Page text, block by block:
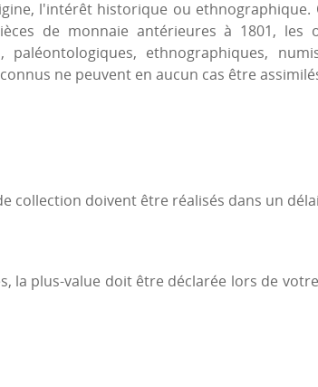
l'intérêt historique ou
de monnaie antérieures à 1801, les
paléontologiques, ethnographiques,
ne peuvent en aucun cas être
collection doivent être réalisés dans un
la plus-value doit être déclarée lors de